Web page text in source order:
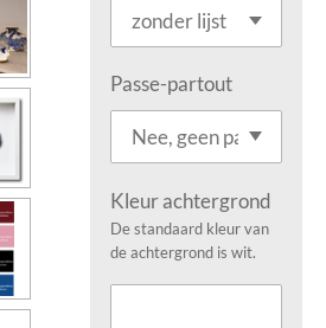
Passe-partout
Kleur achtergrond
De standaard kleur van
de achtergrond is wit.